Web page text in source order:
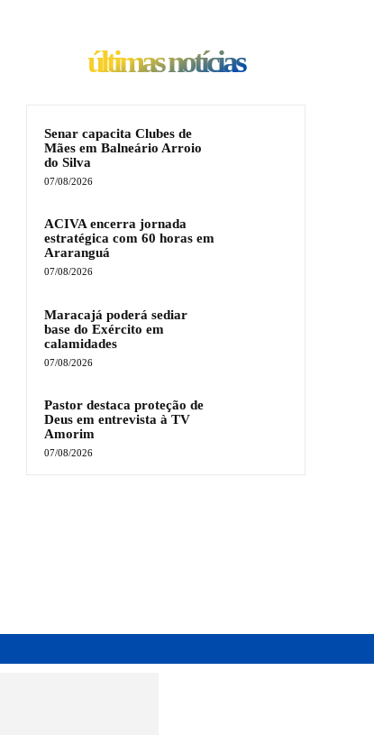
últimas notícias
Senar capacita Clubes de
Mães em Balneário Arroio
do Silva
07/08/2026
ACIVA encerra jornada
estratégica com 60 horas em
Araranguá
07/08/2026
Maracajá poderá sediar
base do Exército em
calamidades
07/08/2026
Pastor destaca proteção de
Deus em entrevista à TV
Amorim
07/08/2026